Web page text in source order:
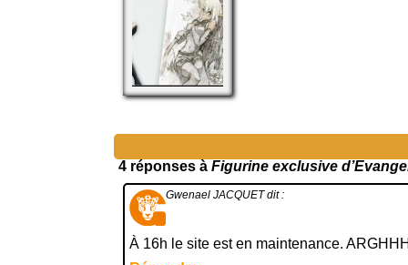
4 réponses à Figurine exclusive
Gwenael JACQUET dit :
À 16h le site est en maintenance.